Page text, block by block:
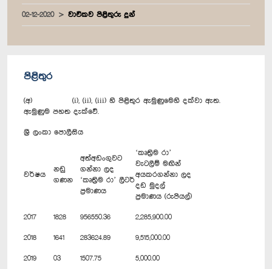
02-12-2020 වාචිකව පිළිතුරු දුන්
පිළිතුර
(අ) (i), (ii), (iii) හි පිළිතුර ඇමුණුමෙහි දක්වා ඇත.
ඇමුණුම පහත දැක්වේ.
ශ්‍රී ලංකා පොලීසිය
වර්ෂය
නඩු
ගණන
අත්අඩංගුවට
ගන්නා ලද
‘කෘත්‍රිම රා’ ලීටර්
ප්‍රමාණය
‘කෘත්‍රිම රා’
වැටලීම් මඟින්
අයකරගන්නා ලද
දඩ මුදල්
ප්‍රමාණය (රුපියල්)
2017 1828 956550.36 2,285,900.00
2018 1641 283624.89 9,515,000.00
2019 03 1507.75 5,000.00